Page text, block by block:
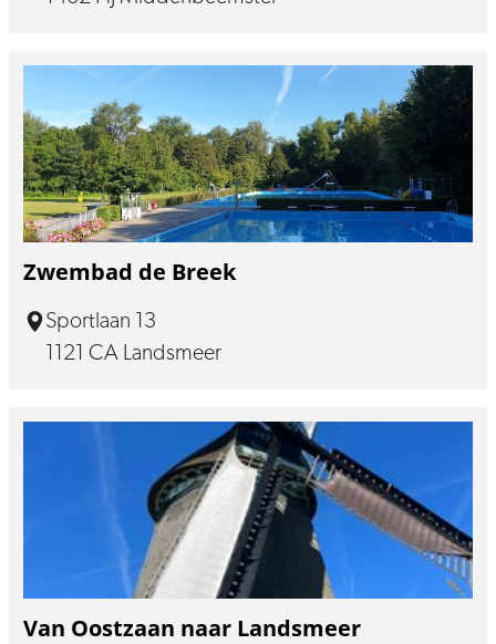
Zwembad de Breek
Sportlaan 13
1121 CA Landsmeer
Van Oostzaan naar Landsmeer